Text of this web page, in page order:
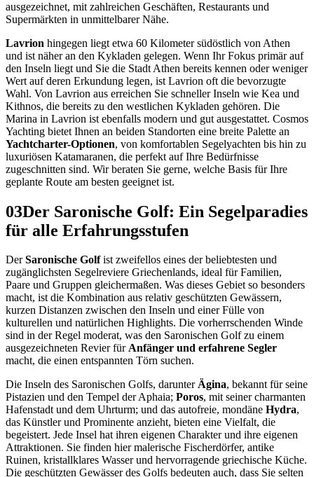
ausgezeichnet, mit zahlreichen Geschäften, Restaurants und
Supermärkten in unmittelbarer Nähe.
Lavrion hingegen liegt etwa 60 Kilometer südöstlich von Athen
und ist näher an den Kykladen gelegen. Wenn Ihr Fokus primär auf
den Inseln liegt und Sie die Stadt Athen bereits kennen oder weniger
Wert auf deren Erkundung legen, ist Lavrion oft die bevorzugte
Wahl. Von Lavrion aus erreichen Sie schneller Inseln wie Kea und
Kithnos, die bereits zu den westlichen Kykladen gehören. Die
Marina in Lavrion ist ebenfalls modern und gut ausgestattet. Cosmos
Yachting bietet Ihnen an beiden Standorten eine breite Palette an
Yachtcharter-Optionen, von komfortablen Segelyachten bis hin zu
luxuriösen Katamaranen, die perfekt auf Ihre Bedürfnisse
zugeschnitten sind. Wir beraten Sie gerne, welche Basis für Ihre
geplante Route am besten geeignet ist.
03Der Saronische Golf: Ein Segelparadies
für alle Erfahrungsstufen
DerSaronische Golfist zweifellos eines der beliebtesten und
zugänglichsten Segelreviere Griechenlands, ideal für Familien,
Paare und Gruppen gleichermaßen. Was dieses Gebiet so besonders
macht, ist die Kombination aus relativ geschützten Gewässern,
kurzen Distanzen zwischen den Inseln und einer Fülle von
kulturellen und natürlichen Highlights. Die vorherrschenden Winde
sind in der Regel moderat, was den Saronischen Golf zu einem
ausgezeichneten Revier fürAnfänger und erfahrene Segler
macht, die einen entspannten Törn suchen.
Die Inseln des Saronischen Golfs, darunterÄgina, bekannt für seine
Pistazien und den Tempel der Aphaia; Poros, mit seiner charmanten
Hafenstadt und dem Uhrturm; und das autofreie, mondäne Hydra,
das Künstler und Prominente anzieht, bieten eine Vielfalt, die
begeistert. Jede Insel hat ihren eigenen Charakter und ihre eigenen
Attraktionen. Sie finden hier malerische Fischerdörfer, antike
Ruinen, kristallklares Wasser und hervorragende griechische Küche.
Die geschützten Gewässer des Golfs bedeuten auch, dass Sie selten